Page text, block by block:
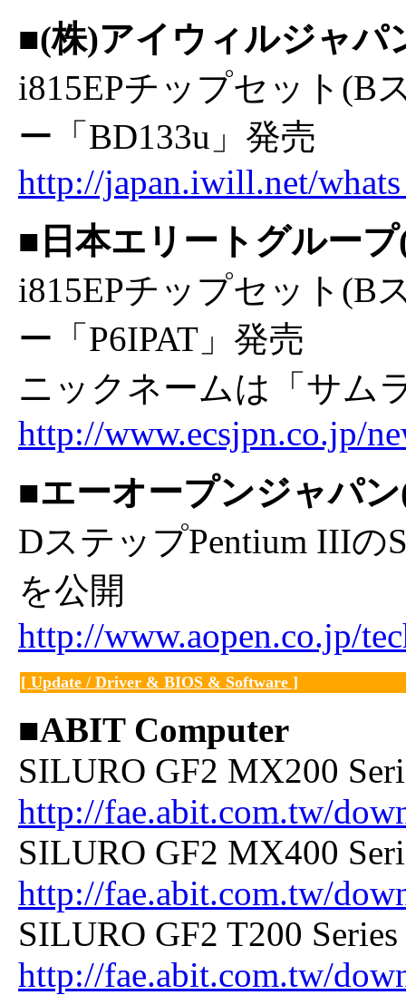
■(株)アイウィルジャパ
i815EPチップセット(B
ー「BD133u」発売
http://japan.iwill.net/
■日本エリートグルー
i815EPチップセット(B
ー「P6IPAT」発売
ニックネームは「サム
http://www.ecsjpn.co.jp/
■エーオープンジャパ
DステップPentium IIIの
を公開
http://www.aopen.co.jp/
[ Update / Driver & BIOS & Software ]
■ABIT Computer
SILURO GF2 MX200
http://fae.abit.com.tw/
SILURO GF2 MX400
http://fae.abit.com.tw/
SILURO GF2 T200
http://fae.abit.com.tw/